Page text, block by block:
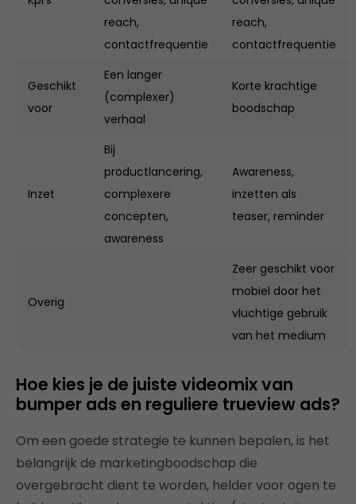
reach,
contactfrequentie
reach,
contactfrequentie
Geschikt
voor
Een langer
(complexer)
verhaal
Korte krachtige
boodschap
Inzet
Bij
productlancering,
complexere
concepten,
awareness
Awareness,
inzetten als
teaser, reminder
Overig
Zeer geschikt voor
mobiel door het
vluchtige gebruik
van het medium
Hoe kies je de juiste videomix van
bumper ads en reguliere trueview ads?
Om een goede strategie te kunnen bepalen, is het
belangrijk de marketingboodschap die
overgebracht dient te worden, helder voor ogen te